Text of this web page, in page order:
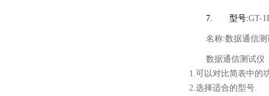
7. 型号:GT-
名称:数据通信测
数据通信测试仪
1.可以对比简表中的
2.选择适合的型号.